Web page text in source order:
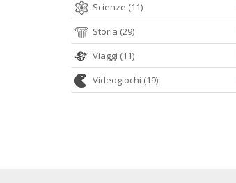
Scienze (11)
Storia (29)
Viaggi (11)
Videogiochi (19)